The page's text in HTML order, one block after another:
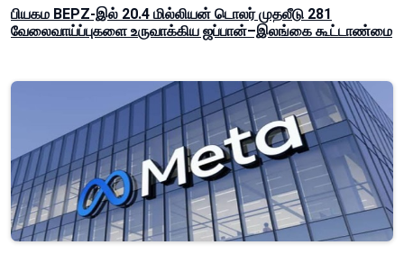
பியகம BEPZ-இல் 20.4 மில்லியன் டொலர் முதலீடு 281
வேலைவாய்ப்புகளை உருவாக்கிய ஜப்பான்–இலங்கை கூட்டாண்மை